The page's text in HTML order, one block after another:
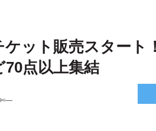
ット販売スタート
70点以上集結
-✄—